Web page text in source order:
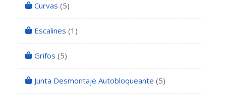
Curvas (5)
Escalines (1)
Grifos (5)
Junta Desmontaje Autobloqueante (5)